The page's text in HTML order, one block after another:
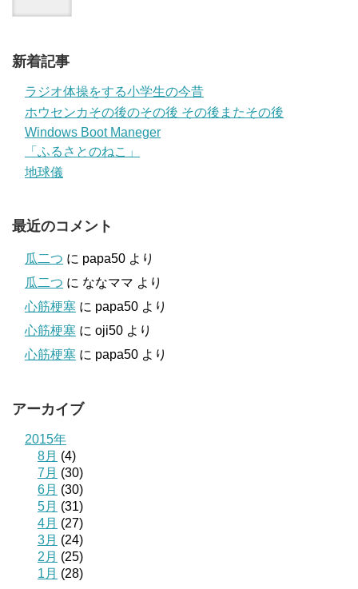
新着記事
ラジオ体操をする小学生の今昔
ホウセンカその後のその後 その後またその後
Windows Boot Maneger
「ふるさとのねこ」
地球儀
最近のコメント
瓜二つ に papa50 より
瓜二つ に ななママ より
心筋梗塞 に papa50 より
心筋梗塞 に oji50 より
心筋梗塞 に papa50 より
アーカイブ
2015年
8月 (4)
7月 (30)
6月 (30)
5月 (31)
4月 (27)
3月 (24)
2月 (25)
1月 (28)